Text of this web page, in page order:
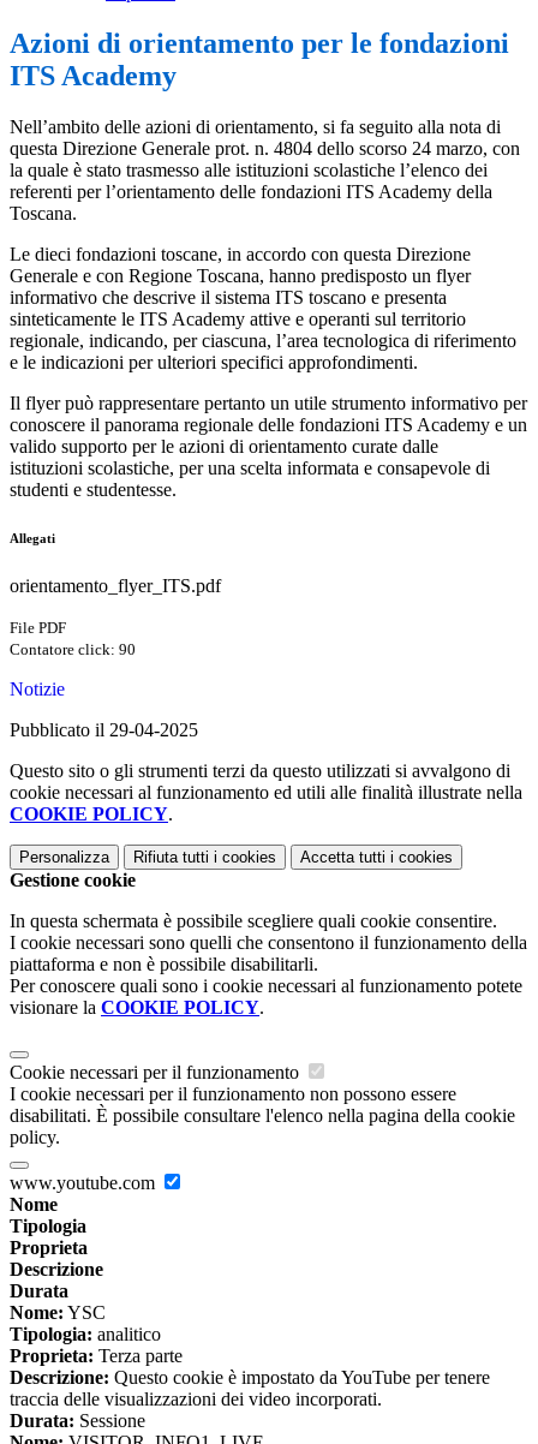
Azioni di orientamento per le fondazioni
ITS Academy
Nell’ambito delle azioni di orientamento, si fa seguito alla nota di
questa Direzione Generale prot. n. 4804 dello scorso 24 marzo, con
la quale è stato trasmesso alle istituzioni scolastiche l’elenco dei
referenti per l’orientamento delle fondazioni ITS Academy della
Toscana.
Le dieci fondazioni toscane, in accordo con questa Direzione
Generale e con Regione Toscana, hanno predisposto un flyer
informativo che descrive il sistema ITS toscano e presenta
sinteticamente le ITS Academy attive e operanti sul territorio
regionale, indicando, per ciascuna, l’area tecnologica di riferimento
e le indicazioni per ulteriori specifici approfondimenti.
Il flyer può rappresentare pertanto un utile strumento informativo per
conoscere il panorama regionale delle fondazioni ITS Academy e un
valido supporto per le azioni di orientamento curate dalle
istituzioni scolastiche, per una scelta informata e consapevole di
studenti e studentesse.
Allegati
orientamento_flyer_ITS.pdf
File PDF
Contatore click: 90
Notizie
Pubblicato il 29-04-2025
Questo sito o gli strumenti terzi da questo utilizzati si avvalgono di
cookie necessari al funzionamento ed utili alle finalità illustrate nella
COOKIE POLICY.
Personalizza Rifiuta tutti i cookies Accetta tutti i cookies
Gestione cookie
In questa schermata è possibile scegliere quali cookie consentire.
I cookie necessari sono quelli che consentono il funzionamento della
piattaforma e non è possibile disabilitarli.
Per conoscere quali sono i cookie necessari al funzionamento potete
visionare la COOKIE POLICY.
Cookie necessari per il funzionamento
I cookie necessari per il funzionamento non possono essere
disabilitati. È possibile consultare l'elenco nella pagina della cookie
policy.
www.youtube.com
Nome
Tipologia
Proprieta
Descrizione
Durata
Nome: YSC
Tipologia: analitico
Proprieta: Terza parte
Descrizione: Questo cookie è impostato da YouTube per tenere
traccia delle visualizzazioni dei video incorporati.
Durata: Sessione